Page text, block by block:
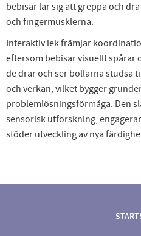
bebisar lär sig att greppa och
och fingermusklerna.
Interaktiv lek främjar
eftersom bebisar visuellt spårar
de drar och ser bollarna studsa
och verkan, vilket bygger
problemlösningsförmåga. Den
sensorisk utforskning,
stöder utveckling av nya